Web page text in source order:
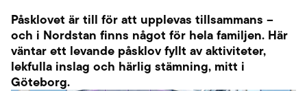
Påsklovet är till för att upplevas tillsammans –
och i Nordstan finns något för hela familjen. Här
väntar ett levande påsklov fyllt av aktiviteter,
lekfulla inslag och härlig stämning, mitt i
Göteborg.